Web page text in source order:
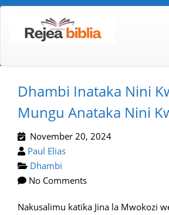
Dhambi Inataka Nini
Mungu Anataka Nini
November 20, 2024
Paul Elias
Dhambi
No Comments
Nakusalimu katika Jina la Mwokozi